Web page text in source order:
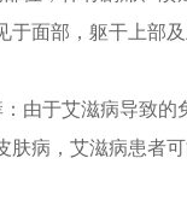
于面部，躯干上部
由于艾滋病导致的
肤病，艾滋病患者